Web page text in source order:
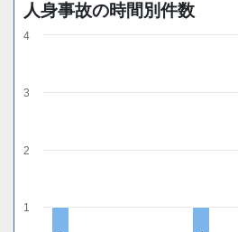
人身事故の時間別件数
1
2
3
4